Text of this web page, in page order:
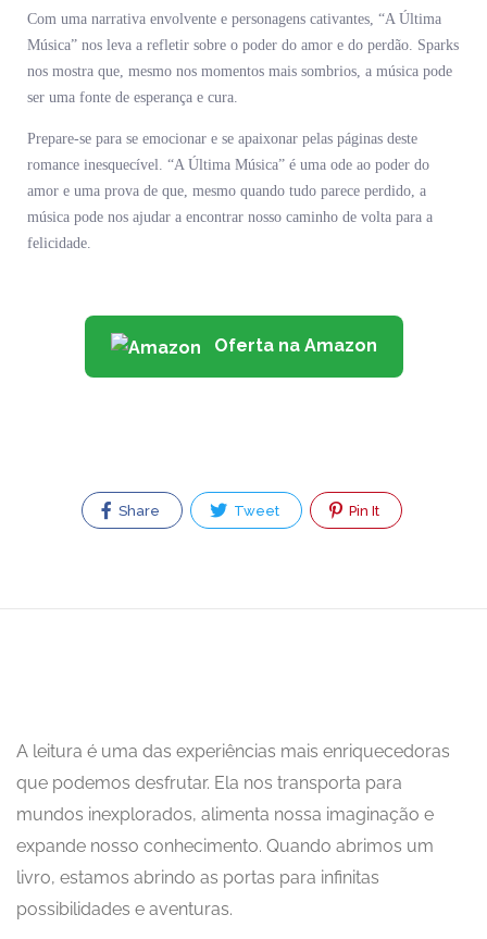
Com uma narrativa envolvente e personagens cativantes, “A Última
Música” nos leva a refletir sobre o poder do amor e do perdão. Sparks
nos mostra que, mesmo nos momentos mais sombrios, a música pode
ser uma fonte de esperança e cura.
Prepare-se para se emocionar e se apaixonar pelas páginas deste
romance inesquecível. “A Última Música” é uma ode ao poder do
amor e uma prova de que, mesmo quando tudo parece perdido, a
música pode nos ajudar a encontrar nosso caminho de volta para a
felicidade.
Oferta na Amazon
Share Tweet Pin It
A leitura é uma das experiências mais enriquecedoras
que podemos desfrutar. Ela nos transporta para
mundos inexplorados, alimenta nossa imaginação e
expande nosso conhecimento. Quando abrimos um
livro, estamos abrindo as portas para infinitas
possibilidades e aventuras.